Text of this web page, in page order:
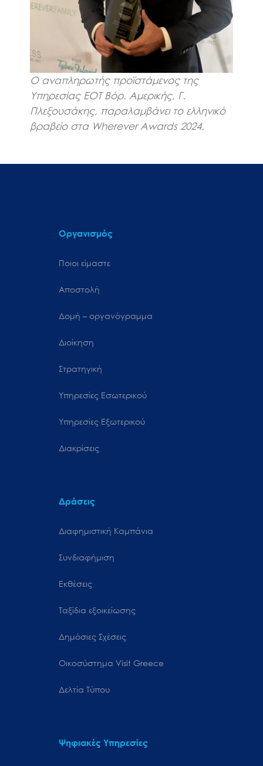
Ο αναπληρωτής προϊστάμενος της
Υπηρεσίας ΕΟΤ Βόρ. Αμερικής, Γ.
Πλεξουσάκης, παραλαμβάνει το ελληνικό
βραβείο στα Wherever Awards 2024.
Οργανισμός
Ποιοι είμαστε
Αποστολή
Δομή – οργανόγραμμα
Διοίκηση
Στρατηγική
Υπηρεσίες Εσωτερικού
Υπηρεσίες Εξωτερικού
Διακρίσεις
Δράσεις
Διαφημιστική Καμπάνια
Συνδιαφήμιση
Εκθέσεις
Ταξίδια εξοικείωσης
Δημόσιες Σχέσεις
Oικοσύστημα Visit Greece
Δελτία Τύπου
Ψηφιακές Υπηρεσίες